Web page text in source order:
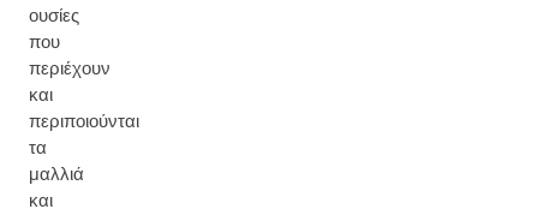
ουσίες
που
περιέχουν
και
περιποιούνται
τα
μαλλιά
και